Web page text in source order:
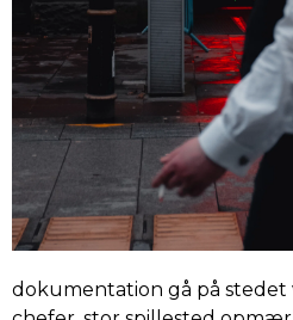
dokumentation gå på stedet